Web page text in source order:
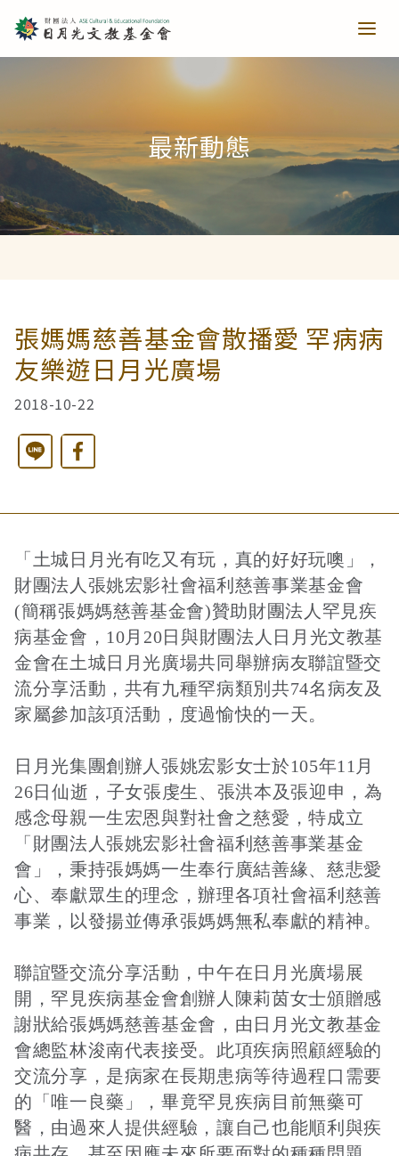
青少培育
助力培育
樂讀種書
教育推廣
當主播遇上古人第一季
西洋藝術奇幻之旅第一季
全球華文學生文學獎-永續日月特別獎
藝文扎根
藝文散策
慈善同樂會
樂齡樂學
公共建設
農田水利
港灣建設
火力電能
水力電能
公共給水
鐵道交通
鐵道立體化
捷運
最新動態
關於我們
關於我們
捐助章程
成果年報
工作報告及財務報表
接受及支付捐補助名冊
工作計畫及經費預算
誠信經營規範
文章搜尋
最新動態
張媽媽慈善基金會散播愛 罕病病
友樂遊日月光廣場
2018-10-22
Line
「土城日月光有吃又有玩，真的好好玩噢」，
財團法人張姚宏影社會福利慈善事業基金會
(簡稱張媽媽慈善基金會)贊助財團法人罕見疾
病基金會，10月20日與財團法人日月光文教基
金會在土城日月光廣場共同舉辦病友聯誼暨交
流分享活動，共有九種罕病類別共74名病友及
家屬參加該項活動，度過愉快的一天。
日月光集團創辦人張姚宏影女士於105年11月
26日仙逝，子女張虔生、張洪本及張迎申，為
感念母親一生宏恩與對社會之慈愛，特成立
「財團法人張姚宏影社會福利慈善事業基金
會」，秉持張媽媽一生奉行廣結善緣、慈悲愛
心、奉獻眾生的理念，辦理各項社會福利慈善
事業，以發揚並傳承張媽媽無私奉獻的精神。
聯誼暨交流分享活動，中午在日月光廣場展
開，罕見疾病基金會創辦人陳莉茵女士頒贈感
謝狀給張媽媽慈善基金會，由日月光文教基金
會總監林浚南代表接受。此項疾病照顧經驗的
交流分享，是病家在長期患病等待過程口需要
的「唯一良藥」，畢竟罕見疾病目前無藥可
醫，由過來人提供經驗，讓自己也能順利與疾